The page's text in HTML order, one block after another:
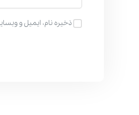
ذخیره نام، ایمیل و